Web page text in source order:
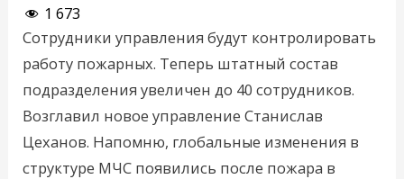
1 673
Сотрудники управления будут контролировать
работу пожарных. Теперь штатный состав
подразделения увеличен до 40 сотрудников.
Возглавил новое управление Станислав
Цеханов. Напомню, глобальные изменения в
структуре МЧС появились после пожара в